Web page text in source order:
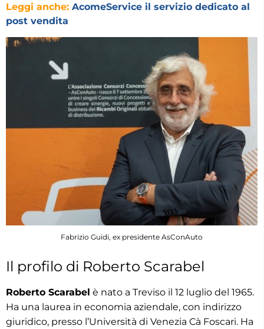
Leggi anche: AcomeService il servizio dedicato al
post vendita
Fabrizio Guidi, ex presidente AsConAuto
Il profilo di Roberto Scarabel
Roberto Scarabel è nato a Treviso il 12 luglio del 1965.
Ha una laurea in economia aziendale, con indirizzo
giuridico, presso l’Università di Venezia Cà Foscari. Ha